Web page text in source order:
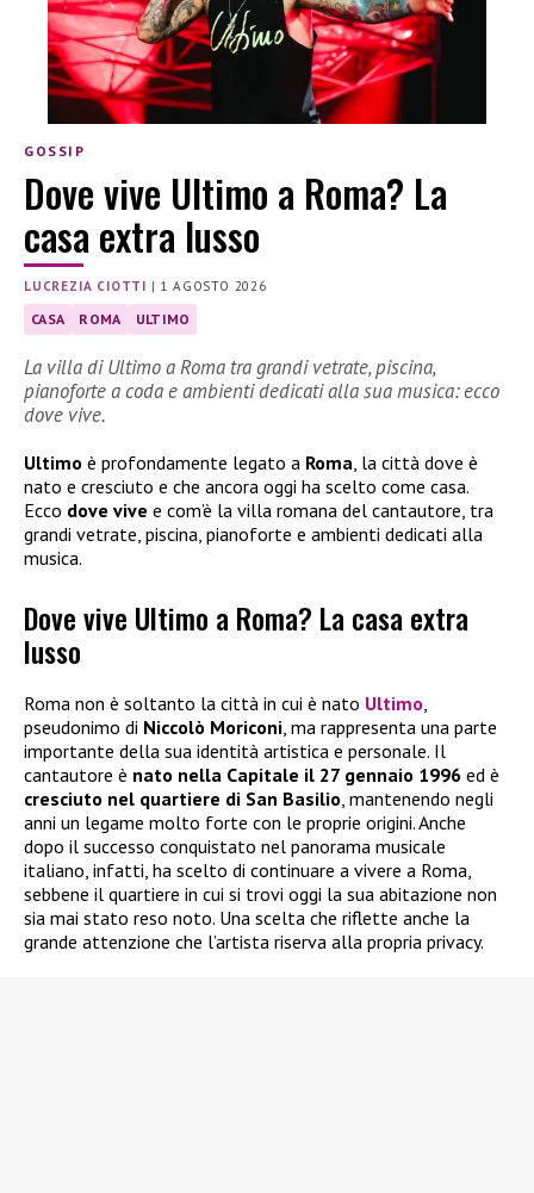
GOSSIP
Dove vive Ultimo a Roma? La
casa extra lusso
LUCREZIA CIOTTI | 1 AGOSTO 2026
CASA ROMA ULTIMO
La villa di Ultimo a Roma tra grandi vetrate, piscina,
pianoforte a coda e ambienti dedicati alla sua musica: ecco
dove vive.
Ultimo è profondamente legato a Roma , la città dove è
nato e cresciuto e che ancora oggi ha scelto come casa.
Ecco dove vive e com’è la villa romana del cantautore, tra
grandi vetrate, piscina, pianoforte e ambienti dedicati alla
musica.
Dove vive Ultimo a Roma? La casa extra
lusso
Roma non è soltanto la città in cui è nato Ultimo,
pseudonimo di Niccolò Moriconi, ma rappresenta una parte
importante della sua identità artistica e personale. Il
cantautore è nato nella Capitale il 27 gennaio 1996 ed è
cresciuto nel quartiere di San Basilio, mantenendo negli
anni un legame molto forte con le proprie origini. Anche
dopo il successo conquistato nel panorama musicale
italiano, infatti, ha scelto di continuare a vivere a Roma,
sebbene il quartiere in cui si trovi oggi la sua abitazione non
sia mai stato reso noto. Una scelta che riflette anche la
grande attenzione che l’artista riserva alla propria privacy.